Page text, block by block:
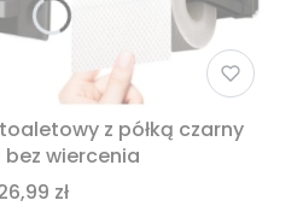
z półką czarny
wiercenia
zł